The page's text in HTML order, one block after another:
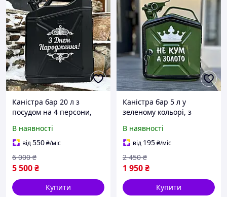
Каністра бар 20 л з
посудом на 4 персони,
В наявності
від550₴/міс
5 500₴
6 000 ₴
Купити
Каністра бар 5 л у
зеленому кольорі, з
коханого, шефа, боса
В наявності
від 195₴/міс
1 950₴
2 450 ₴
Купити